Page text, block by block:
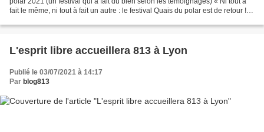
fait le même, ni tout à fait un autre : le festival Quais du polar est de retour !
L'esprit libre accueillera 813 à Lyon
Publié le 03/07/2021 à 14:17
Par blog813